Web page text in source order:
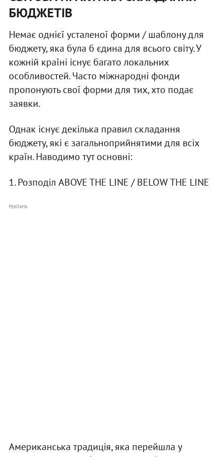
БЮДЖЕТІВ
Немає однієї усталеної форми / шаблону для
бюджету, яка була б єдина для всього світу. У
кожній країні існує багато локальних
особливостей. Часто міжнародні фонди
пропонують свої форми для тих, хто подає
заявки.
Однак існує декілька правил складання
бюджету, які є загальноприйнятими для всіх
країн. Наводимо тут основні:
1. Розподіл ABOVE THE LINE / BELOW THE LINE
РЕКЛАМА
Американська традиція, яка перейшла у